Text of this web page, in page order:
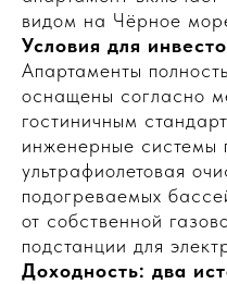
видом на Чёрное
Условия для
Апартаменты
оснащены согласно
гостиничным
инженерные системы
ультрафиолетовая
подогреваемых
от собственной
подстанции для
Доходность: два